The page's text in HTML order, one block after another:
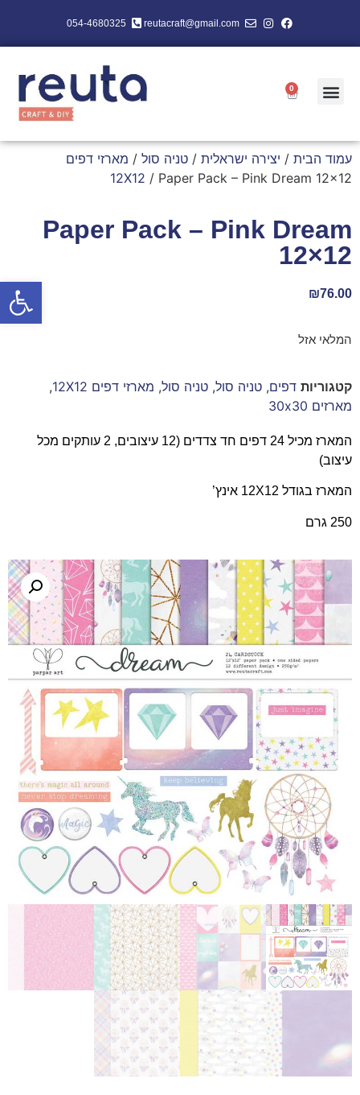
פתח
reutacraft@gmail.com
054-4680325
0
עמוד הבית / יצירה ישראלית / טניה סול / מארזי דפים
12X12 / Paper Pack – Pink Dream 12×12
Paper Pack – Pink Dream
12×12
₪76.00
המלאי אזל
קטגוריות דפים, טניה סול, טניה סול, מארזי דפים 12X12
,
מארזים 30x30
המארז מכיל 24 דפים חד צדדים (12 עיצובים, 2 עותקים מכל
עיצוב)
המארז בגודל 12X12 אינץ’
250 גרם